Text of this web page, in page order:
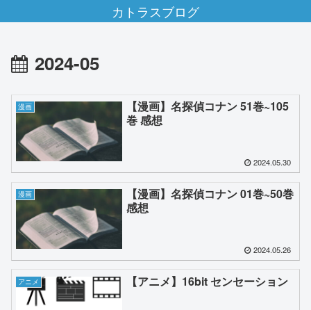
カトラスブログ
2024-05
漫画
【漫画】名探偵コナン 51巻~105
巻 感想
2024.05.30
漫画
【漫画】名探偵コナン 01巻~50巻
感想
2024.05.26
アニメ 【アニメ】16bit センセーション